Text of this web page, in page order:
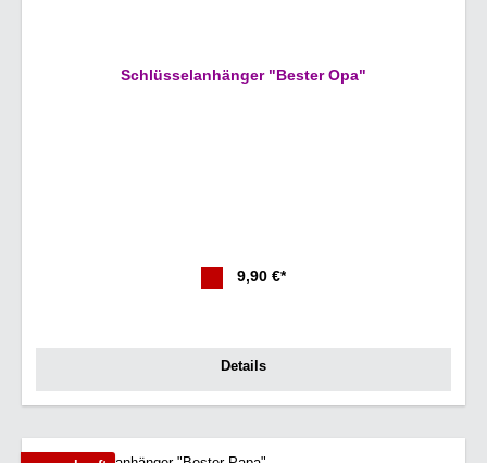
Schlüsselanhänger "Bester Opa"
9,90 €*
Details